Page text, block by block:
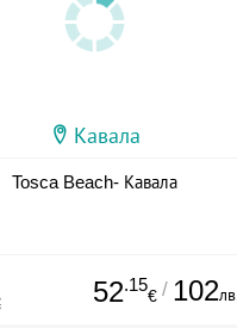
Кавала
Tosca Beach- Кавала
52.15
€ / 102лв.